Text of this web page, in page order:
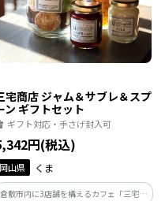
宅商店 ジャム＆サブレ＆スプ
ン ギフトセット
ギフト対応・手さげ封入可
円(税込)
岡山県 くま
倉敷市内に3店舗を構えるカフェ「三宅商